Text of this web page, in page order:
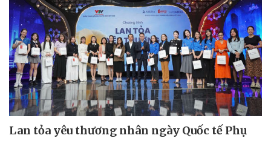
Lan tỏa yêu thương nhân ngày Quốc tế Phụ